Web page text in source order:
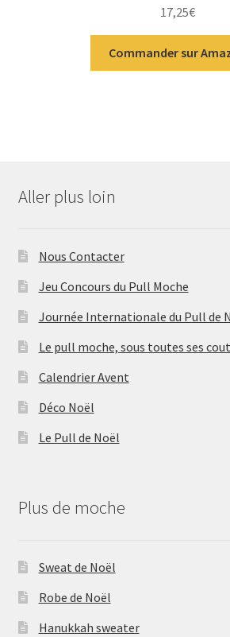
17,25€
Commander sur
Aller plus loin
Nous Contacter
Jeu Concours du Pull Moche
Journée Internationale du Pull de
Le pull moche, sous toutes ses
Calendrier Avent
Déco Noël
Le Pull de Noël
Plus de moche
Sweat de Noël
Robe de Noël
Hanukkah sweater